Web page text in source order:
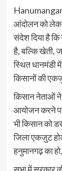
आंदोलन को
संदेश दिया है कि
है, बल्कि खेती,
स्थित धानमंडी
किसानों की
किसान नेताओं ने
आयोजन करने पर
भी किसान को
जिला एकजुट
हनुमानगढ़ का